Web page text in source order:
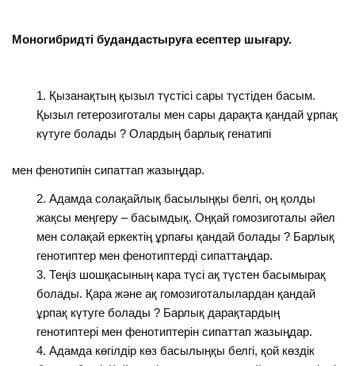
Моногибридті будандастыруға есептер шығару.
Қызанақтың қызыл түстісі сары түстіден басым.
Қызыл гетерозиготалы мен сары дарақта қандай ұрпақ
күтуге болады ? Олардың барлық генатипі
мен фенотипін сипаттап жазыңдар.
Адамда солақайлық басылыңқы белгі, оң қолды
жақсы меңгеру – басымдық. Оңқай гомозиготалы әйел
мен солақай еркектің ұрпағы қандай болады ? Барлық
генотиптер мен фенотиптерді сипаттаңдар.
Теңіз шошқасының кара түсі ақ түстен басымырақ
болады. Қара және ақ гомозиготалылардан қандай
ұрпақ күтуге болады ? Барлық дарақтардың
генотиптері мен фенотиптерін сипаттап жазыңдар.
Адамда көгілдір көз басылыңқы белгі, қой көздік